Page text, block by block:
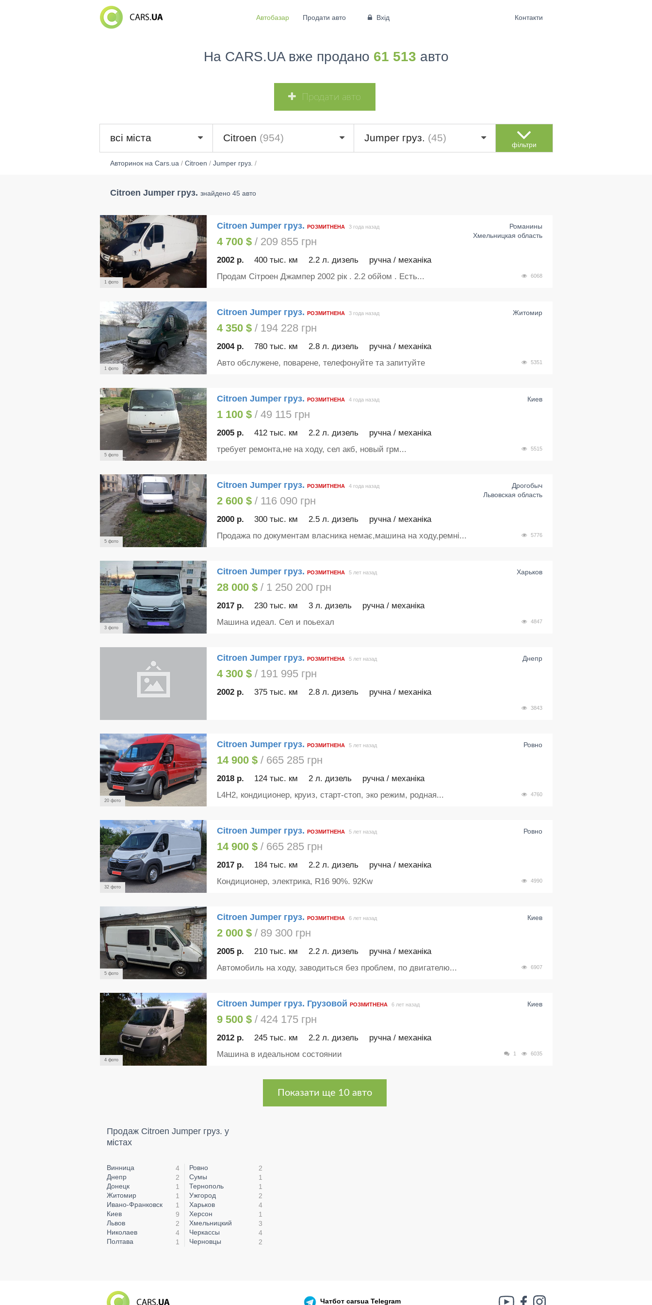
Автобазар Продати авто Вхід Контакти
На CARS.UA вже продано 61 513 авто
Продати авто
всі міста Citroen (954) Jumper груз. (45)
фільтри
Авторинок на Cars.ua/ Citroen / Jumper груз. /
Citroen Jumper груз. знайдено 45 авто
1 фото
Citroen Jumper груз. РОЗМИТНЕНА
Романины
Хмельницкая область
3 года назад
4 700 $/ 209 855 грн
2002 р. 400 тыс. км 2.2 л. дизель ручна / механіка
6068
Продам Сітроен Джампер 2002 рік . 2.2 обйом . Есть...
1 фото
Citroen Jumper груз. РОЗМИТНЕНА Житомир
3 года назад
4 350 $/ 194 228 грн
2004 р. 780 тыс. км 2.8 л. дизель ручна / механіка
5351
Авто обслужене, поварене, телефонуйте та запитуйте
5 фото
Citroen Jumper груз. РОЗМИТНЕНА Киев
4 года назад
1 100 $/ 49 115 грн
2005 р. 412 тыс. км 2.2 л. дизель ручна / механіка
5515
требует ремонта,не на ходу, сел акб, новый грм...
5 фото
Citroen Jumper груз. РОЗМИТНЕНА
Дрогобыч
Львовская область
4 года назад
2 600 $/ 116 090 грн
2000 р. 300 тыс. км 2.5 л. дизель ручна / механіка
5776
Продажа по документам власника немає,машина на ходу,ремні...
3 фото
Citroen Jumper груз. РОЗМИТНЕНА Харьков
5 лет назад
28 000 $/ 1 250 200 грн
2017 р. 230 тыс. км 3 л. дизель ручна / механіка
4847
Машина идеал. Сел и поьехал
Citroen Jumper груз. РОЗМИТНЕНА Днепр
5 лет назад
4 300 $/ 191 995 грн
2002 р. 375 тыс. км 2.8 л. дизель ручна / механіка
3843
20 фото
Citroen Jumper груз. РОЗМИТНЕНА Ровно
5 лет назад
14 900 $/ 665 285 грн
2018 р. 124 тыс. км 2 л. дизель ручна / механіка
4760
L4H2, кондиционер, круиз, старт-стоп, эко режим, родная...
32 фото
Citroen Jumper груз. РОЗМИТНЕНА Ровно
5 лет назад
14 900 $/ 665 285 грн
2017 р. 184 тыс. км 2.2 л. дизель ручна / механіка
4990
Кондиционер, электрика, R16 90%. 92Kw
5 фото
Citroen Jumper груз. РОЗМИТНЕНА Киев
6 лет назад
2 000 $/ 89 300 грн
2005 р. 210 тыс. км 2.2 л. дизель ручна / механіка
6907
Автомобиль на ходу, заводиться без проблем, по двигателю...
4 фото
Citroen Jumper груз. Грузовой РОЗМИТНЕНА Киев
6 лет назад
9 500 $/ 424 175 грн
2012 р. 245 тыс. км 2.2 л. дизель ручна / механіка
1 6035
Машина в идеальном состоянии
Показати ще 10 авто
Продаж Citroen Jumper груз. у
містах
Винница
4
Днепр
2
Донецк
1
Житомир
1
Ивано-Франковск
1
Киев
9
Львов
2
Николаев
4
Полтава
1
Ровно
2
Сумы
1
Тернополь
1
Ужгород
2
Харьков
4
Херсон
1
Хмельницкий
3
Черкассы
4
Черновцы
2
Чатботcarsua Telegram